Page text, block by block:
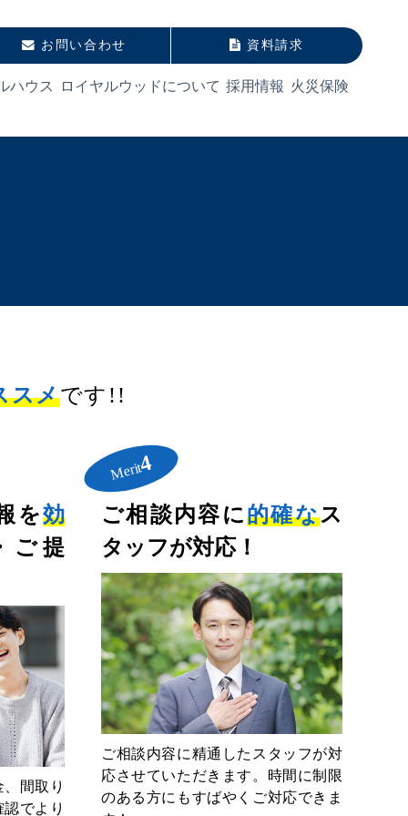
お問い合わせ 資料請求
ハウス ロイヤルウッドについて 採用情報 火災保険
スメです!!
を効
ご提
間取り
でより
Merit4
ご相談内容に的確なス
タッフが対応！
ご相談内容に精通したスタッフが対
応させていただきます。時間に制限
のある方にもすばやくご対応できま